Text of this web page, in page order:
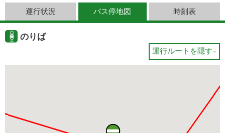
運行状況 バス停地図 時刻表
のりば
運行ルートを隠す